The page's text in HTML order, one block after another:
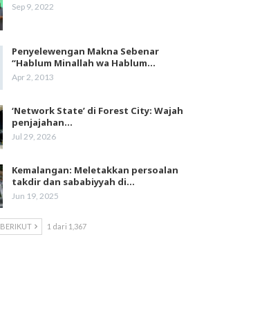
Sep 9, 2022
Penyelewengan Makna Sebenar
“Hablum Minallah wa Hablum…
Apr 2, 2013
‘Network State’ di Forest City: Wajah
penjajahan…
Jul 29, 2026
Kemalangan: Meletakkan persoalan
takdir dan sababiyyah di…
Jun 19, 2025
BERIKUT 1 dari 1,367